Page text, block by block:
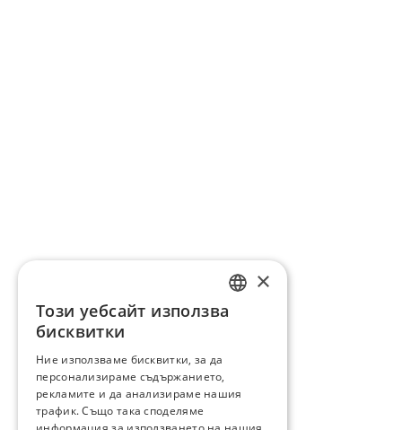
×
Този уебсайт използва
бисквитки
Ние използваме бисквитки, за да
персонализираме съдържанието,
рекламите и да анализираме нашия
трафик. Също така споделяме